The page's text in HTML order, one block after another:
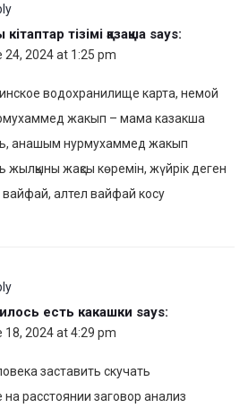
кітаптар тізімі қазақша says:
24, 2024 at 1:25 pm
водохранилище карта, немой
жакып – мама казакша
анашым нурмухаммед жакып
жылқыны жақсы көремін, жүйрік деген
вайфай, алтел вайфай косу
есть какашки says:
18, 2024 at 4:29 pm
заставить скучать
на расстоянии заговор анализ